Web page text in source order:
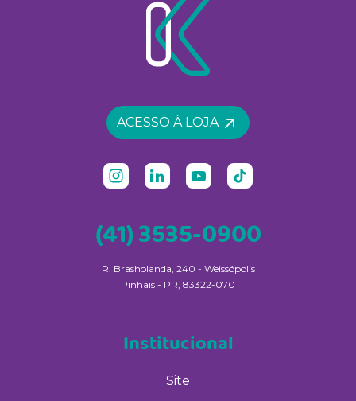
ACESSO À LOJA
(41) 3535-0900
R. Brasholanda, 240 - Weissópolis
Pinhais - PR, 83322-070
Institucional
Site